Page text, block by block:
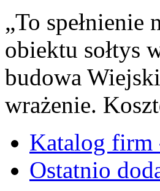
„To spełnienie
obiektu sołtys
budowa
wrażenie.
Katalog firm
Ostatnio